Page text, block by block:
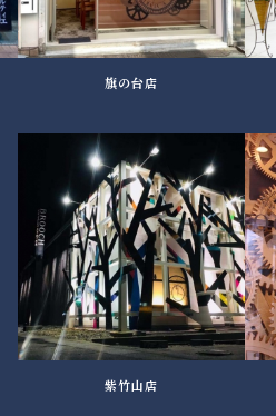
旗の台店
紫竹山店